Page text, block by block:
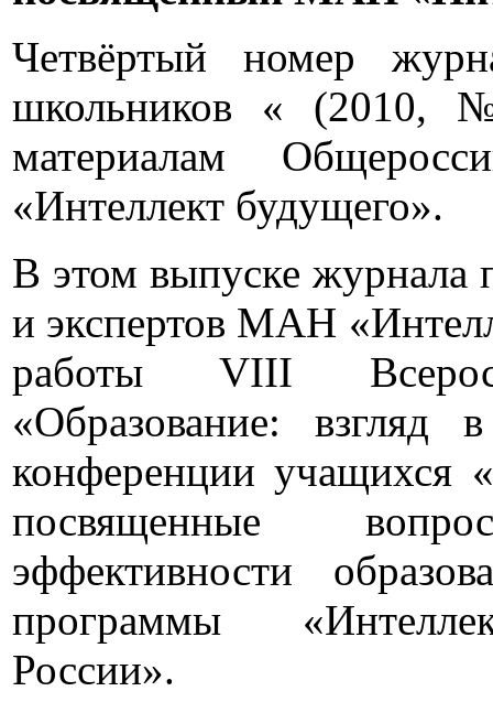
Четвёртый номер
школьников « (2010,
материалам
«Интеллект будущего».
В этом выпуске журнала
и экспертов МАН
работы VIII
«Образование: взгляд
конференции учащихся
посвященные
эффективности
программы
России».